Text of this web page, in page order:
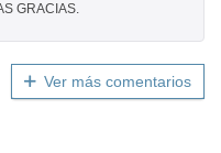
GRACIAS.
Ver más comentarios